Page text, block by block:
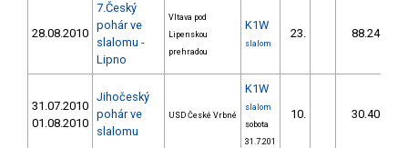
28.08.2010
7.Český
pohár ve
slalomu -
Lipno
Vltava pod
Lipenskou
prehradou
K1W
slalom
23. 88.24
31.07.2010
01.08.2010
Jihočeský
pohár ve
slalomu
USD České Vrbné
K1W
slalom
sobota
31.7.201
10. 30.40